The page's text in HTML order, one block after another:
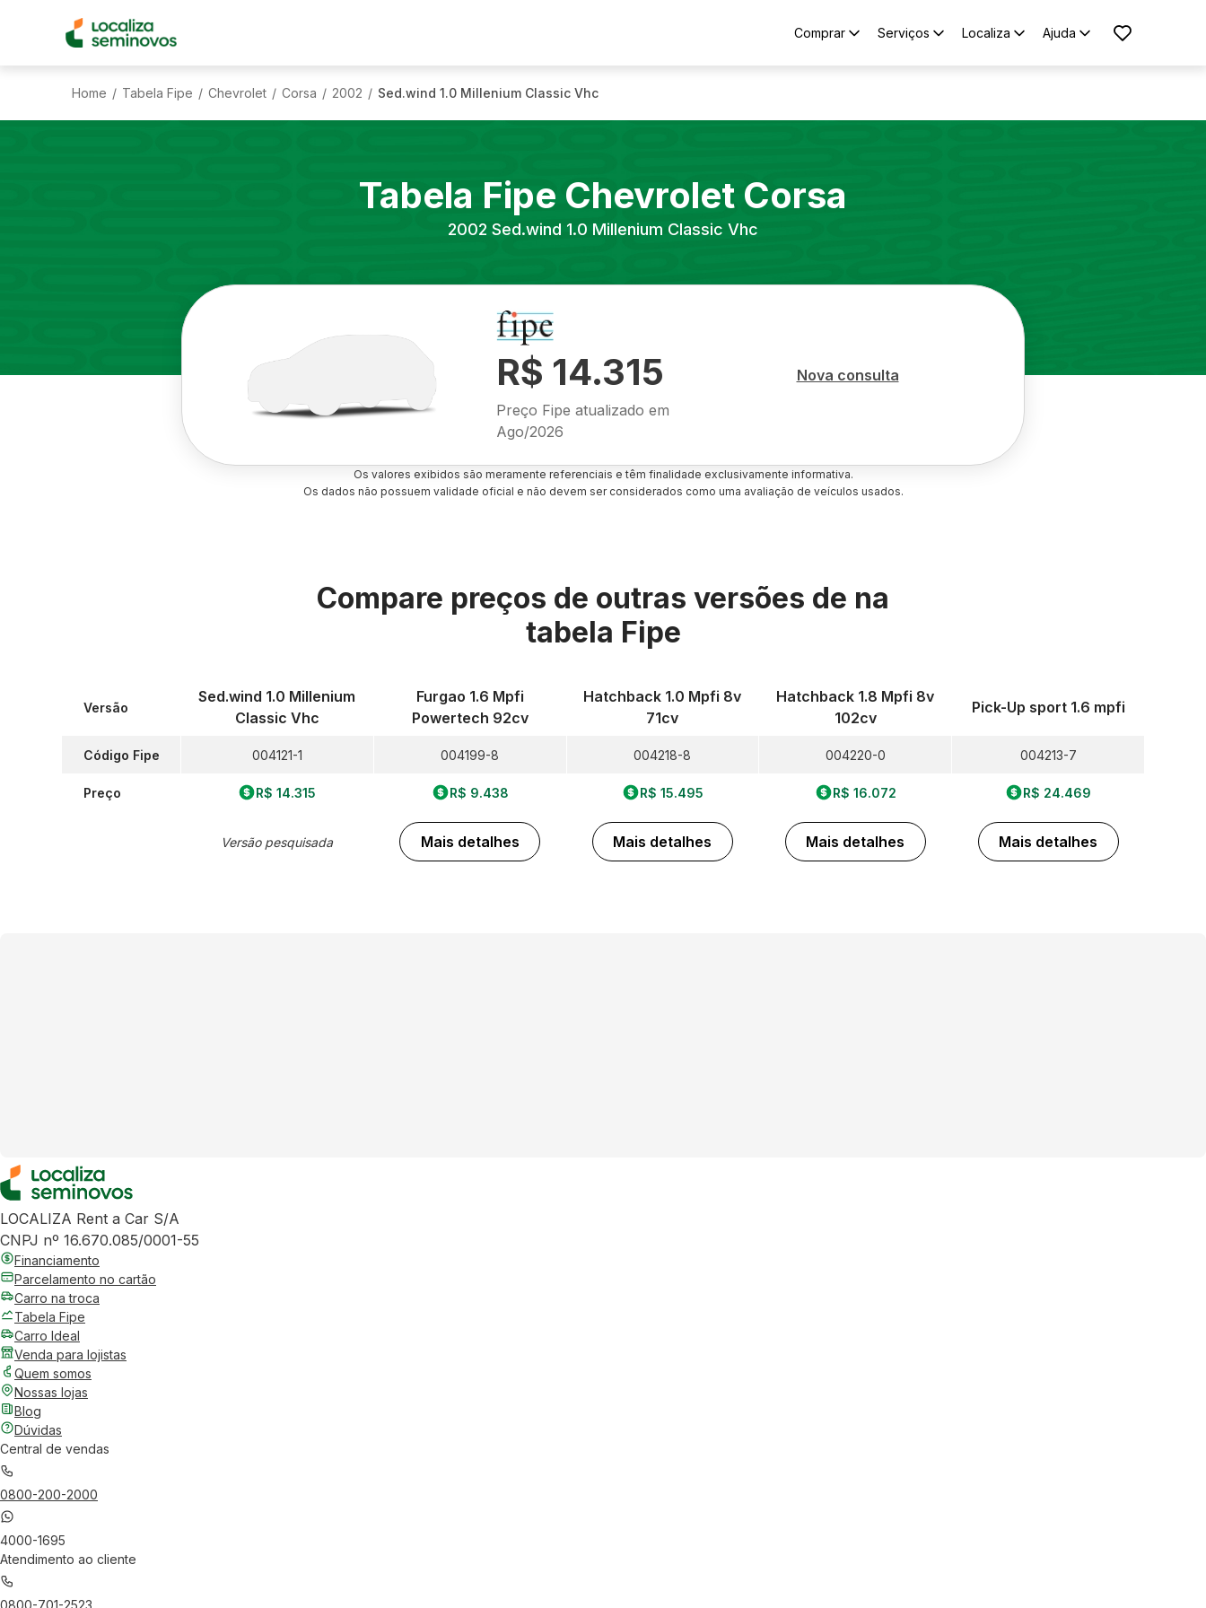
Comprar Serviços Localiza Ajuda
Home / Tabela Fipe / Chevrolet / Corsa / 2002 / Sed.wind 1.0 Millenium Classic Vhc
Tabela Fipe Chevrolet Corsa
2002 Sed.wind 1.0 Millenium Classic Vhc
R$ 14.315
Preço Fipe atualizado em
Ago/2026
Nova consulta
Os valores exibidos são meramente referenciais e têm finalidade exclusivamente informativa.
Os dados não possuem validade oficial e não devem ser considerados como uma avaliação de veículos usados.
Compare preços de outras versões de na
tabela Fipe
Versão
Código Fipe
Preço
Sed.wind 1.0 Millenium
Classic Vhc
004121-1
R$ 14.315
Versão pesquisada
Furgao 1.6 Mpfi
Powertech 92cv
004199-8
R$ 9.438
Mais detalhes
Hatchback 1.0 Mpfi 8v
71cv
004218-8
R$ 15.495
Mais detalhes
Hatchback 1.8 Mpfi 8v
102cv
004220-0
R$ 16.072
Mais detalhes
Pick-Up sport 1.6 mpfi
004213-7
R$ 24.469
Mais detalhes
LOCALIZA Rent a Car S/A
CNPJ nº 16.670.085/0001-55
Financiamento
Parcelamento no cartão
Carro na troca
Tabela Fipe
Carro Ideal
Venda para lojistas
Quem somos
Nossas lojas
Blog
Dúvidas
Central de vendas
0800-200-2000
4000-1695
Atendimento ao cliente
0800-701-2523